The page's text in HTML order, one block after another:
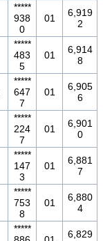
*****
938
0
01
6,919
2
*****
483
5
01
6,914
8
*****
647
7
01
6,905
6
*****
224
7
01
6,901
0
*****
147
3
01
6,881
7
*****
753
8
01
6,880
4
*****
6,829